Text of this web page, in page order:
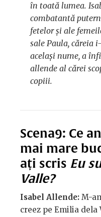
în toată lumea.
combatantă
fetelor și ale
sale Paula, căreia
același nume, a
allende al cărei
copiii.
Scena9: Ce
mai mare
ați scris Eu
Valle?
Isabel Allende: M-
creez pe Emilia dela